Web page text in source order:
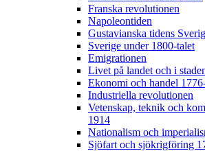
Franska revolutionen
Napoleontiden
Gustavianska tidens
Sverige under 1800-talet
Emigrationen
Livet på landet och i
Ekonomi och handel
Industriella revolutionen
Vetenskap, teknik och
1914
Nationalism och
Sjöfart och sjökrigföring